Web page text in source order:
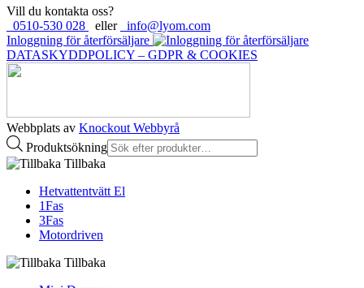
Vill du kontakta oss?
0510-530 028
eller
info@lyom.com
Inloggning för återförsäljare
DATASKYDDPOLICY – GDPR & COOKIES
Webbplats av Knockout Webbyrå
Produktsökning
Tillbaka
Hetvattentvätt El
1Fas
3Fas
Motordriven
Tillbaka